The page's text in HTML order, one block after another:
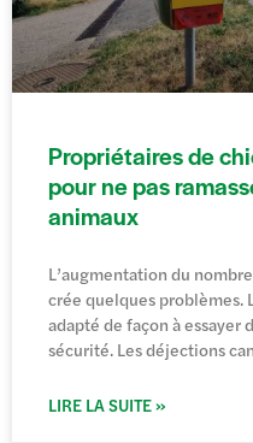
Propriétaires de
pour ne pas
animaux
L’augmentation du
crée quelques problèmes.
adapté de façon à essayer
sécurité. Les déjections
LIRE LA SUITE »